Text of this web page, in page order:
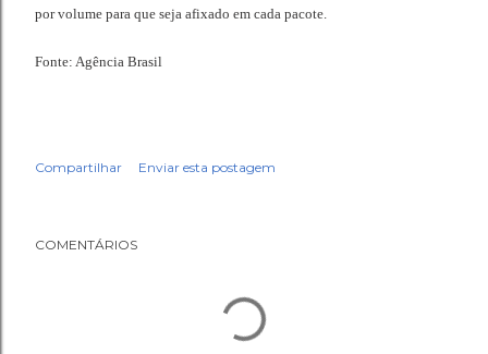
por volume para que seja afixado em cada pacote.
Fonte: Agência Brasil
Compartilhar Enviar esta postagem
COMENTÁRIOS